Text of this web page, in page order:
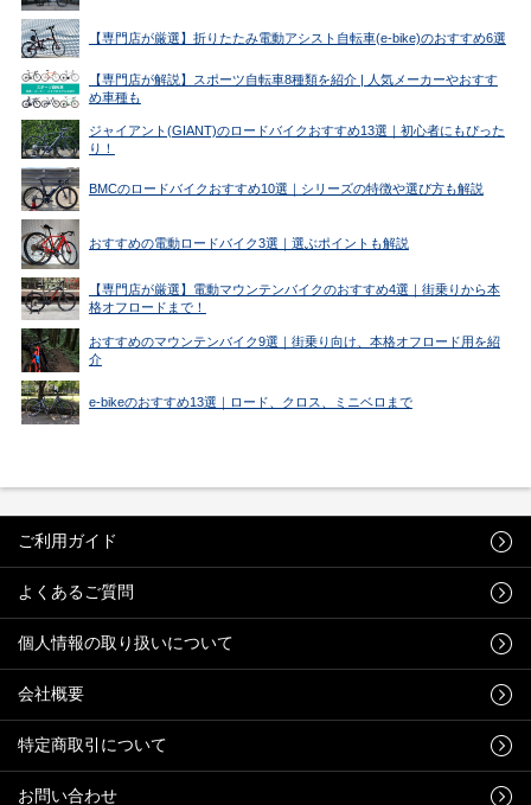
【専門店が厳選】折りたたみ電動アシスト自転車(e-bike)のおすすめ6選
【専門店が解説】スポーツ自転車8種類を紹介 | 人気メーカーやおすす
め車種も
ジャイアント(GIANT)のロードバイクおすすめ13選｜初心者にもぴった
り！
BMCのロードバイクおすすめ10選｜シリーズの特徴や選び方も解説
おすすめの電動ロードバイク3選｜選ぶポイントも解説
【専門店が厳選】電動マウンテンバイクのおすすめ4選｜街乗りから本
格オフロードまで！
おすすめのマウンテンバイク9選｜街乗り向け、本格オフロード用を紹
介
e-bikeのおすすめ13選｜ロード、クロス、ミニベロまで
ご利用ガイド
よくあるご質問
個人情報の取り扱いについて
会社概要
特定商取引について
お問い合わせ